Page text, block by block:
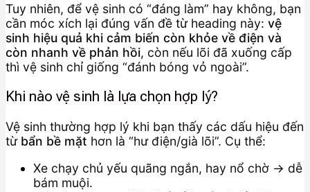
Tuy nhiên, để vệ sinh có “đáng làm” hay không, bạn
cần móc xích lại đúng vấn đề từ heading này: vệ
sinh hiệu quả khi cảm biến còn khỏe về điện và
còn nhanh về phản hồi, còn nếu lõi đã xuống cấp
thì vệ sinh chỉ giống “đánh bóng vỏ ngoài”.
Khi nào vệ sinh là lựa chọn hợp lý?
Vệ sinh thường hợp lý khi bạn thấy các dấu hiệu đến
từ bẩn bề mặt hơn là “hư điện/già lõi”. Cụ thể:
Xe chạy chủ yếu quãng ngắn, hay nổ chờ → dễ
bám muội.